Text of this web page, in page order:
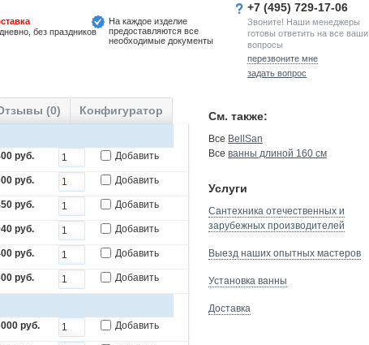
без праздников
На каждое изделие
предоставляются все
необходимые документы
+7 (495) 729-17-06
Звоните! Наши менеджеры
готовы ответить на все ваши
вопросы
перезвоните мне
задать вопрос
(0) Конфигуратор
руб. Добавить
руб. Добавить
руб. Добавить
руб. Добавить
руб. Добавить
руб. Добавить
руб. Добавить
См. также:
Все BellSan
Все ванны длиной 160 см
Услуги
Сантехника отечественных и
зарубежных производителей
Выезд наших опытных мастеров
Установка ванны
Доставка